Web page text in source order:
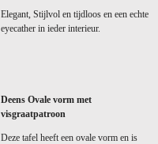
Elegant, Stijlvol en tijdloos en een echte
eyecather in ieder interieur.
Deens Ovale vorm met
visgraatpatroon
Deze tafel heeft een ovale vorm en is